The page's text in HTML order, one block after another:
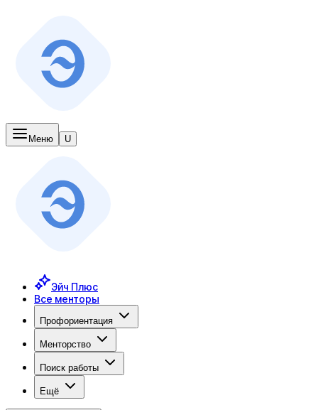
Меню U
Эйч Плюс
Все менторы
Профориентация
Менторство
Поиск работы
Ещё